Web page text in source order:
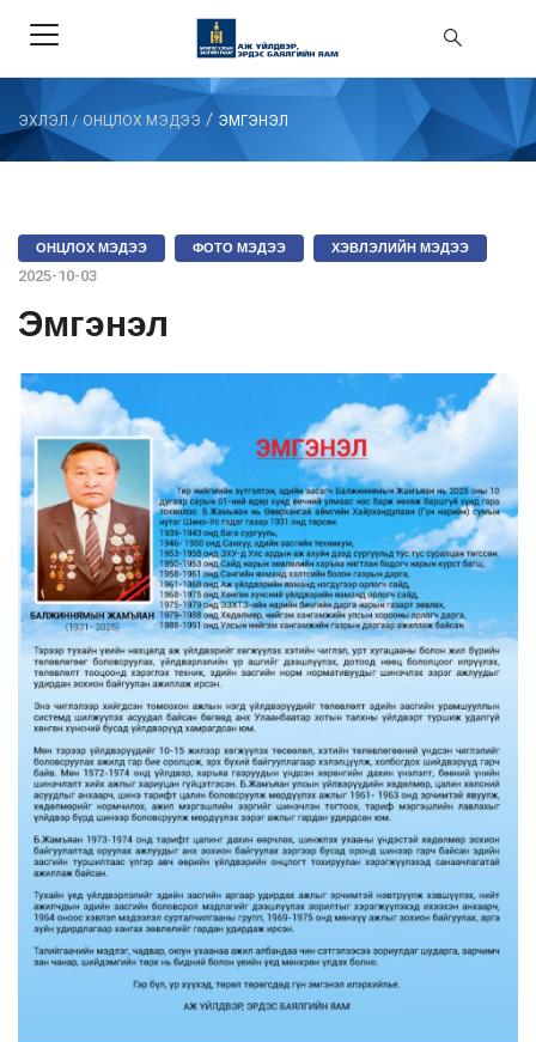
ЭХЛЭЛ / ОНЦЛОХ МЭДЭЭ / ЭМГЭНЭЛ
ОНЦЛОХ МЭДЭЭ ФОТО МЭДЭЭ ХЭВЛЭЛИЙН МЭДЭЭ
2025-10-03
Эмгэнэл